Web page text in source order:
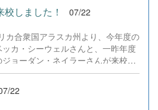
イザーの方々をお招きし、生徒た
社会の第一線で活躍するプロの視
ご助言をいただきました。 生徒た
たな気づきを得るとともに、大人か
耳を傾け、自分たちの探究をさら
だ様子でした。お越しいただいた
的としています。実際の企業課題
の実績になるだけでなく、「自分
１５）は広告業界やコピーの表現
企業の課題から興味のあるテーマ
２）は持ち寄ったアイデアをペア
が浮かぶか」「言葉の選択は適切
表現を研ぎ澄ませ、全員が端末か
しました！ 07/22
カ合衆国アラスカ州より、今年度の
カ・シーウェルさんと、一昨年度
ョーダン・ネイラーさんが来校し
カから帰国した石井さん、8月から
スタートさせる谷部さん、そして
るジャズミンさんが学校生活の様
22